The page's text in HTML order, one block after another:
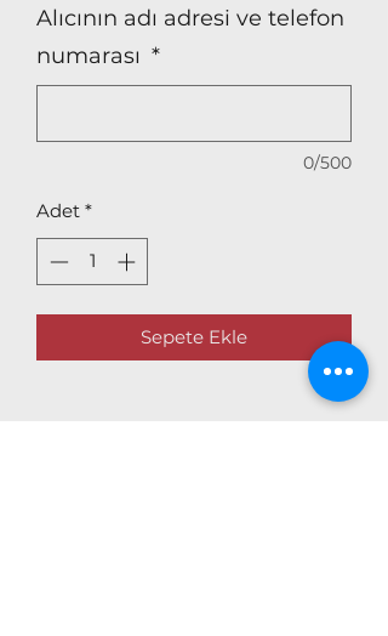
Alıcının adı adresi ve telefon
numarası *
0/500
Adet *
Sepete Ekle